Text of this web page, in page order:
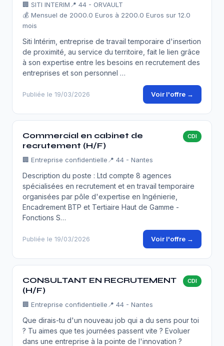
🏢 SITI INTERIM 📍 44 - ORVAULT
💰 Mensuel de 2000.0 Euros à 2200.0 Euros sur 12.0
mois
Siti Intérim, entreprise de travail temporaire d'insertion
de proximité, au service du territoire, fait le lien grâce
à son expertise entre les besoins en recrutement des
entreprises et son personnel …
Publiée le 19/03/2026 Voir l'offre →
Commercial en cabinet de
recrutement (H/F)
CDI
🏢 Entreprise confidentielle 📍 44 - Nantes
Description du poste : Ltd compte 8 agences
spécialisées en recrutement et en travail temporaire
organisées par pôle d'expertise en Ingénierie,
Encadrement BTP et Tertiaire Haut de Gamme -
Fonctions S…
Publiée le 19/03/2026 Voir l'offre →
CONSULTANT EN RECRUTEMENT
(H/F)
CDI
🏢 Entreprise confidentielle 📍 44 - Nantes
Que dirais-tu d'un nouveau job qui a du sens pour toi
? Tu aimes que tes journées passent vite ? Evoluer
dans une entreprise à la pointe de l'innovation ?